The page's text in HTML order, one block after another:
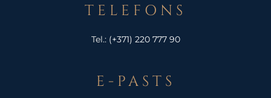
TELEFONS
Tel.: (+371) 220 777 90
E-PASTS